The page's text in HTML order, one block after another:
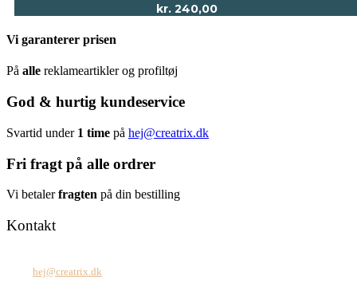
kr.240,00
Vi garanterer prisen
På alle reklameartikler og profiltøj
God & hurtig kundeservice
Svartid under 1 time på hej@creatrix.dk
Fri fragt på alle ordrer
Vi betalerfragten på din bestilling
Kontakt
hej@creatrix.dk